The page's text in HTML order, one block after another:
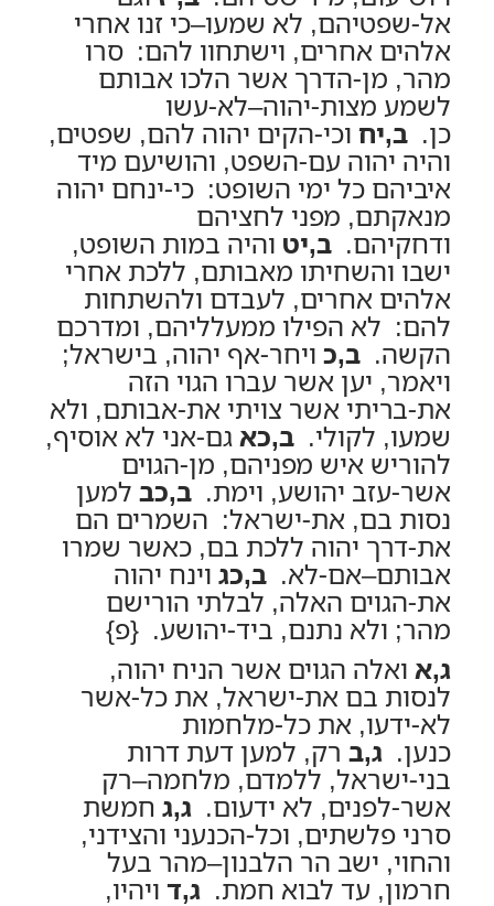
אל-שפטיהם, לא שמעו–כי זנו אחרי
אלהים אחרים, וישתחוו להם: סרו
מהר, מן-הדרך אשר הלכו אבותם
לשמע מצות-יהוה–לא-עשו
כן.ב,יח וכי-הקים יהוה להם, שפטים,
והיה יהוה עם-השפט, והושיעם מיד
איביהם כל ימי השופט: כי-ינחם יהוה
מנאקתם, מפני לחציהם
ודחקיהם.ב,יט והיה במות השופט,
ישבו והשחיתו מאבותם, ללכת אחרי
אלהים אחרים, לעבדם ולהשתחות
להם: לא הפילו ממעלליהם, ומדרכם
הקשה.ב,כ ויחר-אף יהוה, בישראל;
ויאמר, יען אשר עברו הגוי הזה
את-בריתי אשר צויתי את-אבותם, ולא
שמעו, לקולי.ב,כאגם-אני לא אוסיף,
להוריש איש מפניהם, מן-הגוים
אשר-עזב יהושע, וימת.ב,כב למען
נסות בם, את-ישראל: השמרים הם
את-דרך יהוה ללכת בם, כאשר שמרו
אבותם–אם-לא.ב,כג וינח יהוה
את-הגוים האלה, לבלתי הורישם
מהר; ולא נתנם, ביד-יהושע. {פ}
ג,א ואלה הגוים אשר הניח יהוה,
לנסות בם את-ישראל, את כל-אשר
לא-ידעו, את כל-מלחמות
כנען.ג,ב רק, למען דעת דרות
בני-ישראל, ללמדם, מלחמה–רק
אשר-לפנים, לא ידעום.ג,ג חמשת
סרני פלשתים, וכל-הכנעני והצידני,
והחוי, ישב הר הלבנון–מהר בעל
חרמון, עד לבוא חמת.ג,ד ויהיו,